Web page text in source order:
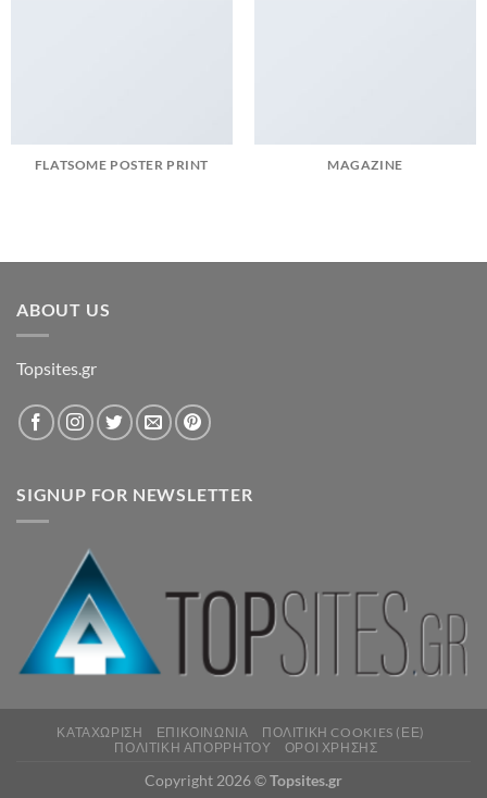
FLATSOME POSTER PRINT MAGAZINE
ABOUT US
Topsites.gr
SIGNUP FOR NEWSLETTER
ΚΑΤΑΧΏΡΙΣΗ ΕΠΙΚΟΙΝΩΝΊΑ
ΠΟΛΙΤΙΚΉ COOKIES (ΕΕ)
ΠΟΛΙΤΙΚΉ ΑΠΟΡΡΉΤΟΥ
ΌΡΟΙ ΧΡΉΣΗΣ
Copyright 2026 ©Topsites.gr